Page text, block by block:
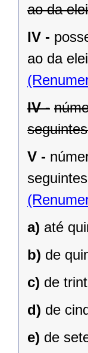
ao da
IV -
ao da
IV -
V -
a) até
b) de
c) de
d) de
e) de